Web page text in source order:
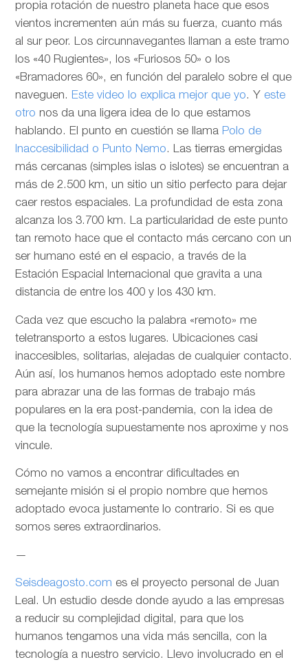
propia rotación de nuestro planeta hace que esos
vientos incrementen aún más su fuerza, cuanto más
al sur peor. Los circunnavegantes llaman a este tramo
los «40 Rugientes», los «Furiosos 50» o los
«Bramadores 60», en función del paralelo sobre el que
naveguen. Este video lo explica mejor que yo. Y este
otro nos da una ligera idea de lo que estamos
hablando. El punto en cuestión se llama Polo de
Inaccesibilidad o Punto Nemo. Las tierras emergidas
más cercanas (simples islas o islotes) se encuentran a
más de 2.500 km, un sitio un sitio perfecto para dejar
caer restos espaciales. La profundidad de esta zona
alcanza los 3.700 km. La particularidad de este punto
tan remoto hace que el contacto más cercano con un
ser humano esté en el espacio, a través de la
Estación Espacial Internacional que gravita a una
distancia de entre los 400 y los 430 km.
Cada vez que escucho la palabra «remoto» me
teletransporto a estos lugares. Ubicaciones casi
inaccesibles, solitarias, alejadas de cualquier contacto.
Aún así, los humanos hemos adoptado este nombre
para abrazar una de las formas de trabajo más
populares en la era post-pandemia, con la idea de
que la tecnología supuestamente nos aproxime y nos
vincule.
Cómo no vamos a encontrar dificultades en
semejante misión si el propio nombre que hemos
adoptado evoca justamente lo contrario. Si es que
somos seres extraordinarios.
—
Seisdeagosto.com es el proyecto personal de Juan
Leal. Un estudio desde donde ayudo a las empresas
a reducir su complejidad digital, para que los
humanos tengamos una vida más sencilla, con la
tecnología a nuestro servicio. Llevo involucrado en el